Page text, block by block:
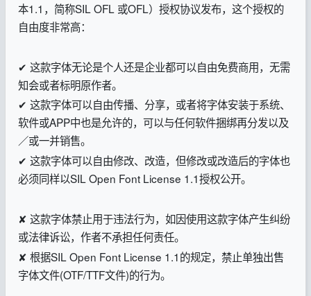
本1.1，简称SIL OFL 或OFL）授权协议发布，这个授权的
自由度非常高：
✔ 这款字体无论是个人还是企业都可以自由免费商用，无需
知会或者标明原作者。
✔ 这款字体可以自由传播、分享，或者将字体安装于系统、
软件或APP中也是允许的，可以与任何软件捆绑再分发以及
／或一并销售。
✔ 这款字体可以自由修改、改造，但修改或改造后的字体也
必须同样以SIL Open Font License 1.1授权公开。
✘ 这款字体禁止用于违法行为，如因使用这款字体产生纠纷
或法律诉讼，作者不承担任何责任。
✘ 根据SIL Open Font License 1.1的规定，禁止单独出售
字体文件(OTF/TTF文件)的行为。